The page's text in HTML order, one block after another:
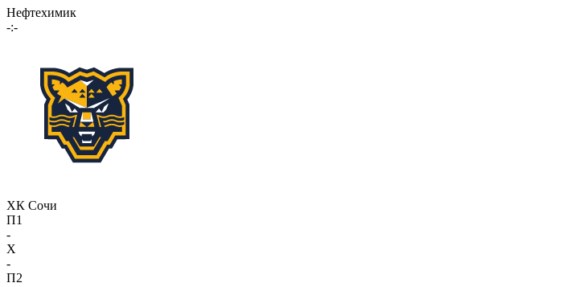
Нефтехимик
-:-
ХК Сочи
П1
-
X
-
П2